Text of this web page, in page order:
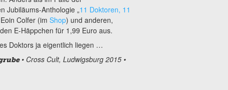
Jubiläums-Anthologie „11 Doktoren, 11
Colfer (im Shop) und anderen,
E-Häppchen für 1,99 Euro aus.
Doktors ja eigentlich liegen …
• Cross Cult, Ludwigsburg 2015 •